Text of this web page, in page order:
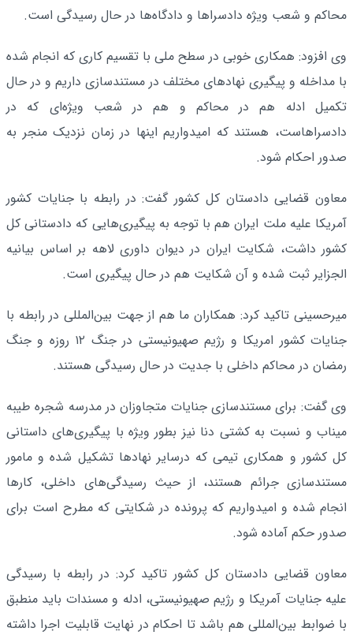
محاکم و شعب ویژه دادسراها و دادگاه‌ها در حال رسیدگی است.
وی افزود: همکاری خوبی در سطح ملی با تقسیم کاری که انجام شده
با مداخله و پیگیری نهادهای مختلف در مستندسازی داریم و در حال
تکمیل ادله هم در محاکم و هم در شعب ویژه‌ای که در
دادسراهاست، هستند که امیدواریم اینها در زمان نزدیک منجر به
صدور احکام شود.
معاون قضایی دادستان کل کشور گفت: در رابطه با جنایات کشور
آمریکا علیه ملت ایران هم با توجه به پیگیری‌هایی که دادستانی کل
کشور داشت، شکایت ایران در دیوان داوری لاهه بر اساس بیانیه
الجزایر ثبت شده و آن شکایت هم در حال پیگیری است.
میرحسینی تاکید کرد: همکاران ما هم از جهت بین‌المللی در رابطه با
جنایات کشور امریکا و رژیم صهیونیستی در جنگ ۱۲ روزه و جنگ
رمضان در محاکم داخلی با جدیت در حال رسیدگی هستند.
وی گفت: برای مستندسازی جنایات متجاوزان در مدرسه شجره طیبه
میناب و نسبت به کشتی دنا نیز بطور ویژه با پیگیری‌های داستانی
کل کشور و همکاری تیمی که درسایر نهادها تشکیل شده و مامور
مستندسازی جرائم هستند، از حیث رسیدگی‌های داخلی، کارها
انجام شده و امیدواریم که پرونده در شکایتی که مطرح است برای
صدور حکم آماده شود.
معاون قضایی دادستان کل کشور تاکید کرد: در رابطه با رسیدگی
علیه جنایات آمریکا و رژیم صهیونیستی، ادله و مسندات باید منطبق
با ضوابط بین‌المللی هم باشد تا احکام در نهایت قابلیت اجرا داشته